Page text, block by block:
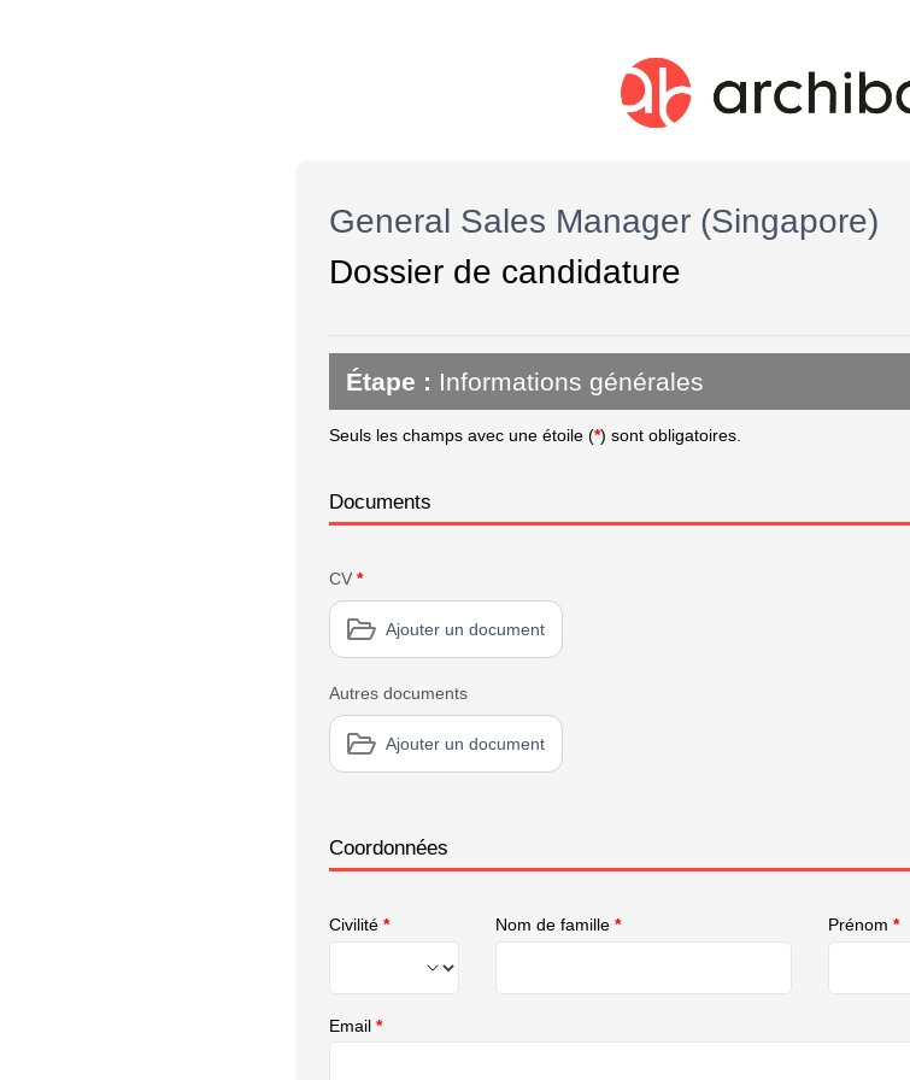
General Sales Manager (Singapore)
Dossier de candidature
Étape : Informations générales
Seuls les champs avec une étoile (*) sont obligatoires.
Documents
CV *
Ajouter un document
Autres documents
Ajouter un document
Coordonnées
Civilité * Nom de famille * Prénom *
Email *